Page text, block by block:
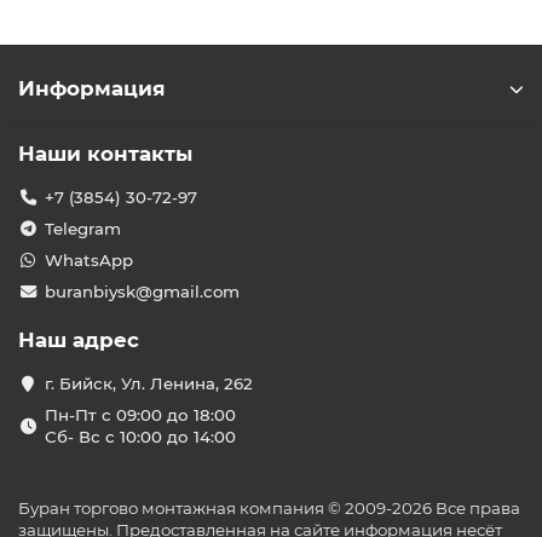
Информация
Наши контакты
+7 (3854) 30-72-97
Telegram
WhatsApp
buranbiysk@gmail.com
Наш адрес
г. Бийск, Ул. Ленина, 262
Пн-Пт с 09:00 до 18:00
Сб- Вс с 10:00 до 14:00
Буран торгово монтажная компания © 2009-2026 Все права
защищены. Предоставленная на сайте информация несёт